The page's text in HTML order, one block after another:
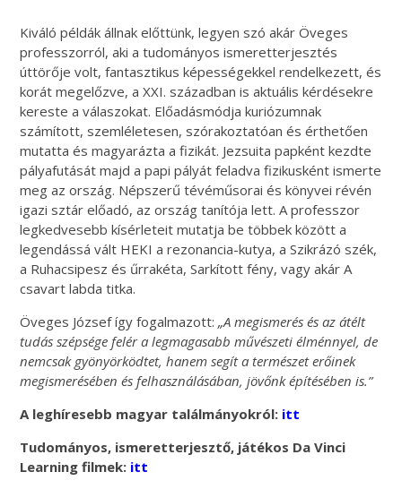
Kiváló példák állnak előttünk, legyen szó akár Öveges
professzorról, aki a tudományos ismeretterjesztés
úttörője volt, fantasztikus képességekkel rendelkezett, és
korát megelőzve, a XXI. században is aktuális kérdésekre
kereste a válaszokat. Előadásmódja kuriózumnak
számított, szemléletesen, szórakoztatóan és érthetően
mutatta és magyarázta a fizikát. Jezsuita papként kezdte
pályafutását majd a papi pályát feladva fizikusként ismerte
meg az ország. Népszerű tévéműsorai és könyvei révén
igazi sztár előadó, az ország tanítója lett. A professzor
legkedvesebb kísérleteit mutatja be többek között a
legendássá vált HEKI a rezonancia-kutya, a Szikrázó szék,
a Ruhacsipesz és űrrakéta, Sarkított fény, vagy akár A
csavart labda titka.
Öveges József így fogalmazott:„A megismerés és az átélt
tudás szépsége felér a legmagasabb művészeti élménnyel, de
nemcsak gyönyörködtet, hanem segít a természet erőinek
megismerésében és felhasználásában, jövőnk építésében is.”
A leghíresebb magyar találmányokról: itt
Tudományos, ismeretterjesztő, játékos Da Vinci
Learning filmek: itt